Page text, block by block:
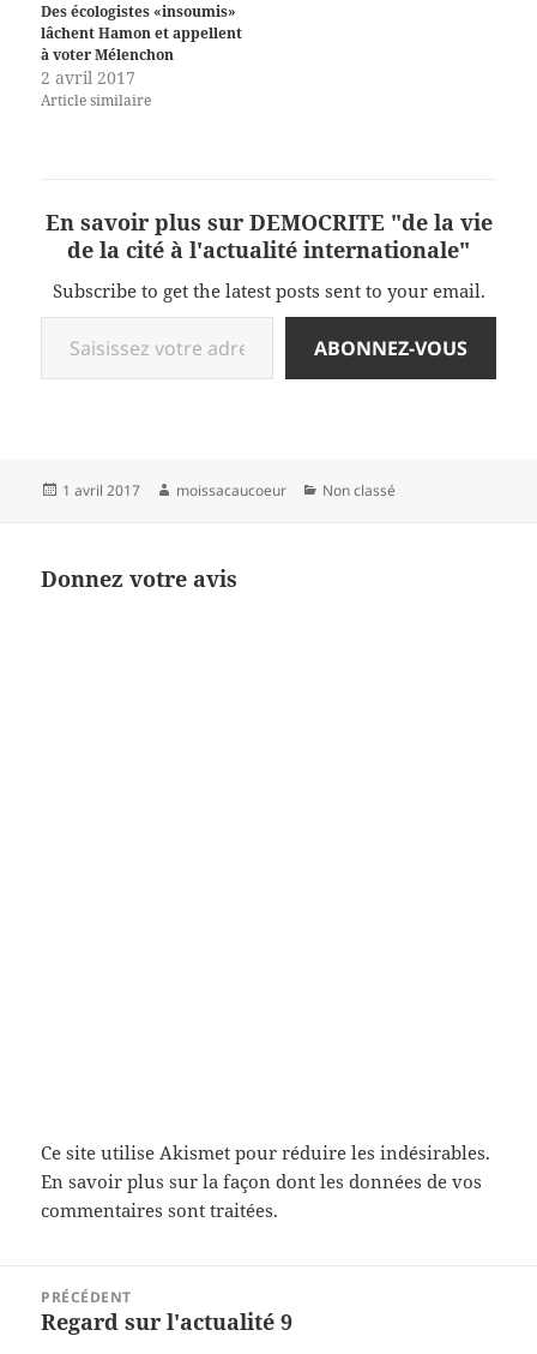
Des écologistes «insoumis»
lâchent Hamon et appellent
à voter Mélenchon
2 avril 2017
Article similaire
En savoir plus sur DEMOCRITE "de la vie
de la cité à l'actualité internationale"
Subscribe to get the latest posts sent to your email.
Saisissez votre adresse e-mail…
ABONNEZ-VOUS
Publié
1 avril 2017 Auteur
moissacaucoeur Catégories
Non classé
Donnez votre avis
Ce site utilise Akismet pour réduire les indésirables.
En savoir plus sur la façon dont les données de vos
commentaires sont traitées.
l’article
PRÉCÉDENT
Article
Regard sur l'actualité 9